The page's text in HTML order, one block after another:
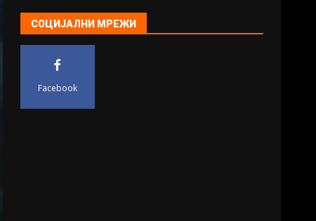
СОЦИЈАЛНИ МРЕЖИ
Facebook